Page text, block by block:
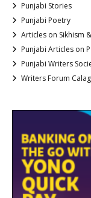
Punjabi Stories
Punjabi Poetry
Articles on Sikhism
Punjabi Articles on
Punjabi Writers
Writers Forum